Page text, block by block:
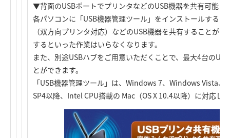
▼背面のUSBポートでプリンタなどのUSB機器を共有可能（
各パソコンに「USB機器管理ツール」をインストールする
（双方向プリンタ対応）などのUSB機器を共有することが
するといった作業はいらなくなります。
また、別途USBハブをご用意いただくことで、最大4台の
とができます。
「USB機器管理ツール」は、Windows 7、Windows Vista
SP4以降、Intel CPU搭載の Mac（OS X 10.4以降）に対応し